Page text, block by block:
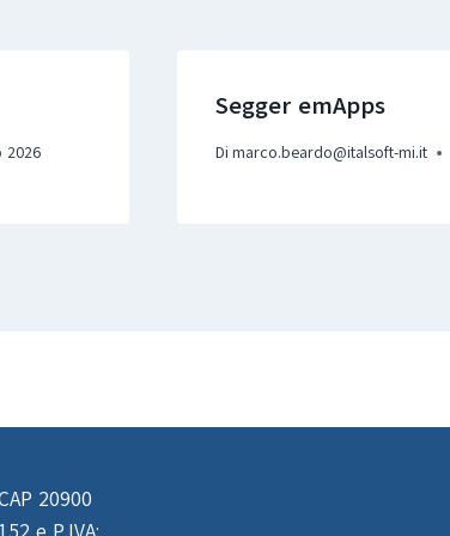
2026
Segger emApps
Di marco.beardo@italsoft-mi.it
20900